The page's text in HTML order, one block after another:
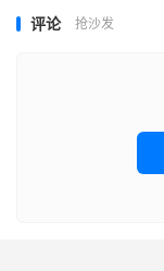
评论 抢沙发